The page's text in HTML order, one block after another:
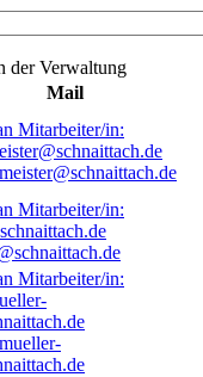
der Verwaltung
Mail